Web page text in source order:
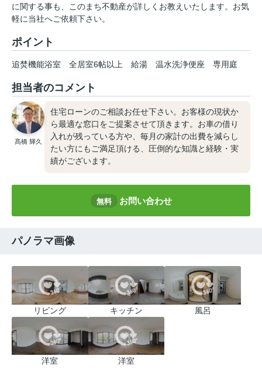
に関する事も、このまち不動産が詳しくお教えいたします。お気
軽に当社へご依頼下さい。
ポイント
追焚機能浴室 全居室6帖以上 給湯 温水洗浄便座 専用庭
担当者のコメント
髙橋 輝久
住宅ローンのご相談お任せ下さい。お客様の現状か
ら最適な窓口をご提案させて頂きます。お車の借り
入れが残っている方や、毎月の家計の出費を減らし
たい方にもご満足頂ける、圧倒的な知識と経験・実
績がございます。
無料 お問い合わせ
パノラマ画像
リビング キッチン 風呂
洋室 洋室